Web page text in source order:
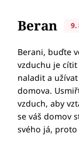
Beran 9.
Berani, buďte
vzduchu je
naladit a
domova.
vzduch, aby
se váš domov
svého já,